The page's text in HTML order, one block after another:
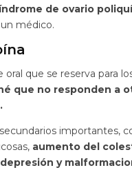
de ovario
médico.
oral que se reserva para
que no responden a
importantes,
aumento del
y